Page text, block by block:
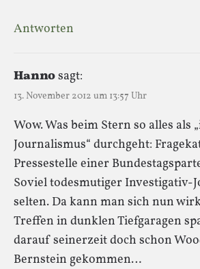
Antworten
Hannosagt:
13. November 2012 um 13:57 Uhr
Wow. Was beim Stern so alles als
Journalismus“ durchgeht:
Pressestelle einer
Soviel todesmutiger Investigativ-
selten. Da kann man sich nun
Treffen in dunklen Tiefgaragen
darauf seinerzeit doch schon
Bernstein gekommen…